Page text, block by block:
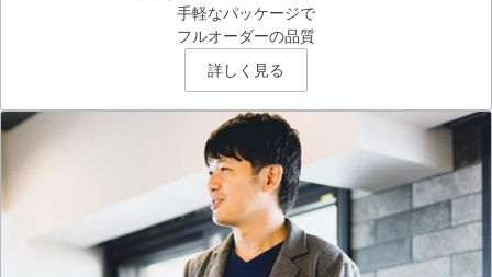
手軽なパッケージで
フルオーダーの品質
詳しく見る